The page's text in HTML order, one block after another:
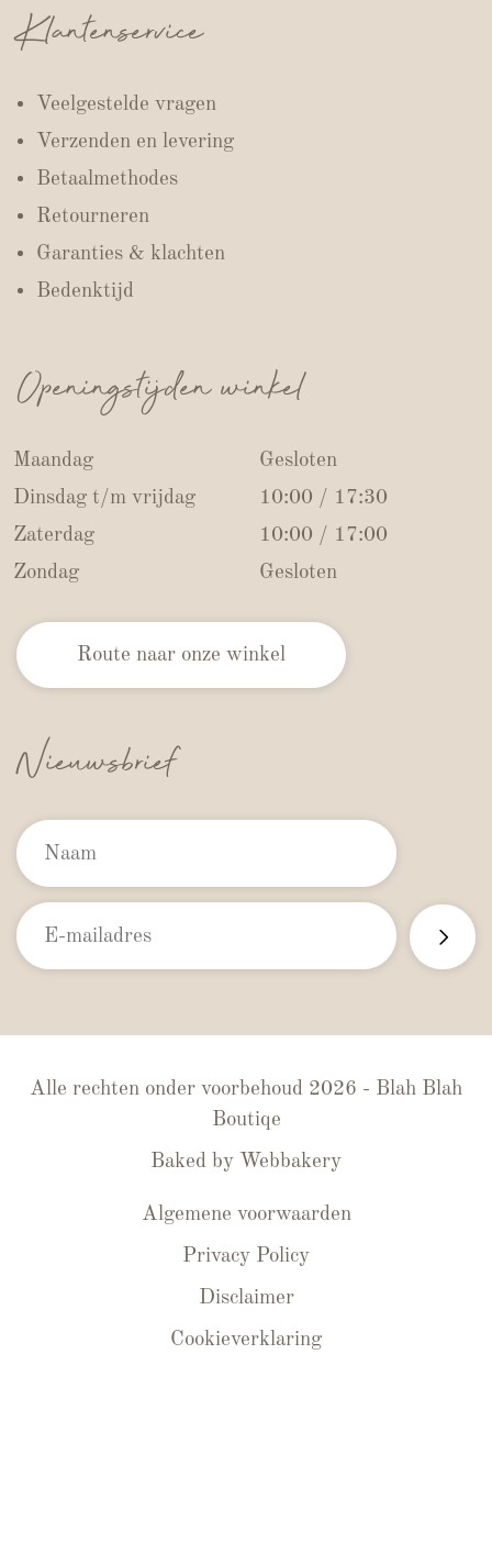
Klantenservice
Veelgestelde vragen
Verzenden en levering
Betaalmethodes
Retourneren
Garanties & klachten
Bedenktijd
Openingstijden winkel
Maandag
Gesloten
Dinsdag t/m vrijdag
10:00 / 17:30
Zaterdag
10:00 / 17:00
Zondag
Gesloten
Route naar onze winkel
Nieuwsbrief
Alle rechten onder voorbehoud 2026 - Blah Blah
Boutiqe
Baked by Webbakery
Algemene voorwaarden
Privacy Policy
Disclaimer
Cookieverklaring